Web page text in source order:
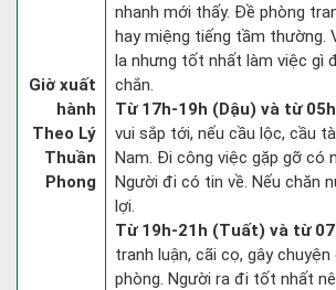
Giờ xuất
hành
Theo Lý
Thuần
Phong
nhanh mới thấy. Đề phòng
hay miệng tiếng tầm thường.
la nhưng tốt nhất làm việc gì
chắn.
Từ 17h-19h (Dậu) và từ
vui sắp tới, nếu cầu lộc, cầu
Nam. Đi công việc gặp gỡ có
Người đi có tin về. Nếu chăn
lợi.
Từ 19h-21h (Tuất) và từ
tranh luận, cãi cọ, gây
phòng. Người ra đi tốt nhất